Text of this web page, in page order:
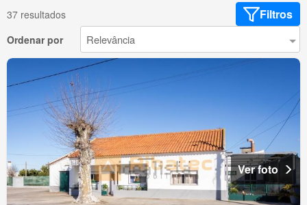
37 resultados Filtros
Ordenar por
Ver foto